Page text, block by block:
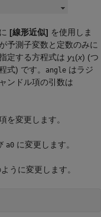
[線形近似] を使用しま
予測子変数と定数のみに
定する方程式は y1(x) (つ
式) です。
angle はラジ
ンドル項の引数は
を変更します。
a0 に変更します。
うに変更します。